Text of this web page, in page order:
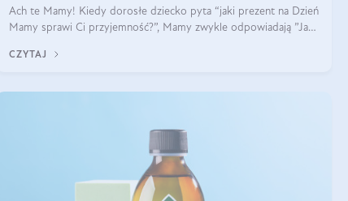
Ach te Mamy! Kiedy dorosłe dziecko pyta “jaki prezent na Dzień
Mamy sprawi Ci przyjemność?”, Mamy zwykle odpowiadają ”Ja
prezent na Dzień Ma
CZYTAJ